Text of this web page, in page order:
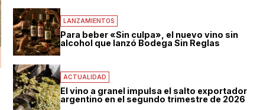
LANZAMIENTOS
Para beber «Sin culpa», el nuevo vino sin
alcohol que lanzó Bodega Sin Reglas
ACTUALIDAD
El vino a granel impulsa el salto exportador
argentino en el segundo trimestre de 2026